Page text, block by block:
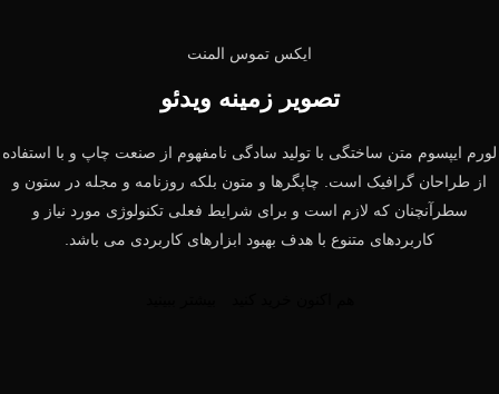
ایکس تموس المنت
تصویر زمینه ویدئو
لورم ایپسوم متن ساختگی با تولید سادگی نامفهوم از صنعت چاپ و با استفاده
از طراحان گرافیک است. چاپگرها و متون بلکه روزنامه و مجله در ستون و
سطرآنچنان که لازم است و برای شرایط فعلی تکنولوژی مورد نیاز و
کاربردهای متنوع با هدف بهبود ابزارهای کاربردی می باشد.